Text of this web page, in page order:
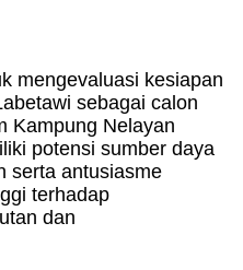
mengevaluasi kesiapan
sebagai calon
Kampung Nelayan
potensi sumber daya
serta antusiasme
terhadap
dan